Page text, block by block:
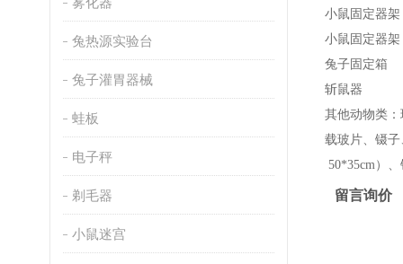
兔热源实验台
兔子灌胃器械
蛙板
电子秤
剃毛器
小鼠迷宫
小鼠固定器架
小鼠固定器架
兔子固定箱
斩鼠器
其他动物类
载玻片、镊
50*35cm）
留言询价